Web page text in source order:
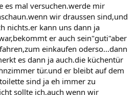
es mal versuchen.werde mir
wir draussen sind,und
nichts.er kann uns dann ja
er auch sein"guti"aber
einkaufen oderso...dann
es dann ja auch.die küchentür
tür.und er bleibt auf dem
sind ja eh immer zu
sollte ich,auch wenn wir